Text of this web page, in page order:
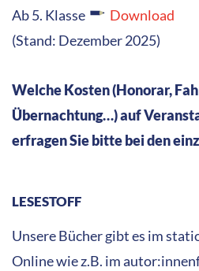
Ab 5. Klasse
Download
(Stand: Dezember 2025)
Welche Kosten (Honorar,
Übernachtung…) auf
erfragen Sie bitte bei den
LESESTOFF
Unsere Bücher gibt es im
Online wie z.B. im